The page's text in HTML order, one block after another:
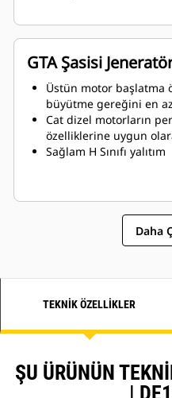
GTA Şasisi
Üstün motor başlatma
büyütme gereğini en
Cat dizel motorların
özelliklerine uygun
Sağlam H Sınıfı yalıtım
Daha
TEKNIK ÖZELLIKLER
ŞU ÜRÜNÜN